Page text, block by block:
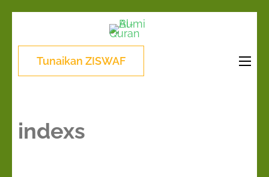
Kebahagiaan Dunia-
Tunaikan ZISWAF
indexs